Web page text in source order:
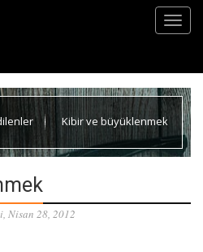
Kibir ve büyüklenmek
Nisan 28, 2012